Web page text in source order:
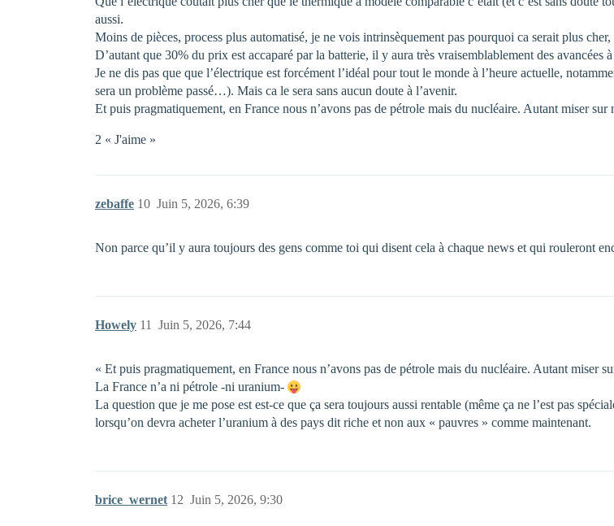
aussi.
Moins de pièces, process plus automatisé, je ne vois intrinsèquement pas pourquoi ca serait plus
D’autant que 30% du prix est accaparé par la batterie, il y aura très vraisemblablement des avancées
Je ne dis pas que que l’électrique est forcément l’idéal pour tout le monde à l’heure actuelle,
sera un problème passé…). Mais ca le sera sans aucun doute à l’avenir.
Et puis pragmatiquement, en France nous n’avons pas de pétrole mais du nucléaire. Autant miser sur
2 « J'aime »
zebaffe Juin 5, 2026, 6:39
10
Non parce qu’il y aura toujours des gens comme toi qui disent cela à chaque news et qui rouleront
Howely Juin 5, 2026, 7:44
11
« Et puis pragmatiquement, en France nous n’avons pas de pétrole mais du nucléaire. Autant miser
La France n’a ni pétrole -ni uranium-
La question que je me pose est est-ce que ça sera toujours aussi rentable (même ça ne l’est pas
lorsqu’on devra acheter l’uranium à des pays dit riche et non aux « pauvres » comme maintenant.
brice_wernet Juin 5, 2026, 9:30
12